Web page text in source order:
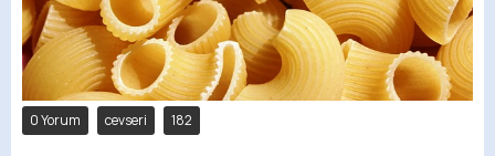
0 Yorum cevseri 182